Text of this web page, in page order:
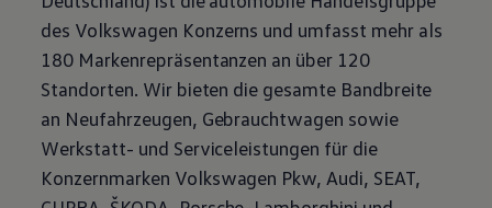
Motorenöl und Flüssigkeiten
Räder und Reifen
Pannen- und Unfallhilfe
Economy Service
Volkswagen Teile
Zubehör
Modellspezifisches Zubehör
Schutz und Pflege
Transport
Entertainment und Elektronik
des Volkswagen Konzerns und umfasst mehr als
180 Markenrepräsentanzen an über 120
Standorten. Wir bieten die gesamte Bandbreite
an Neufahrzeugen, Gebrauchtwagen sowie
Werkstatt- und Serviceleistungen für die
Konzernmarken Volkswagen Pkw, Audi, SEAT,